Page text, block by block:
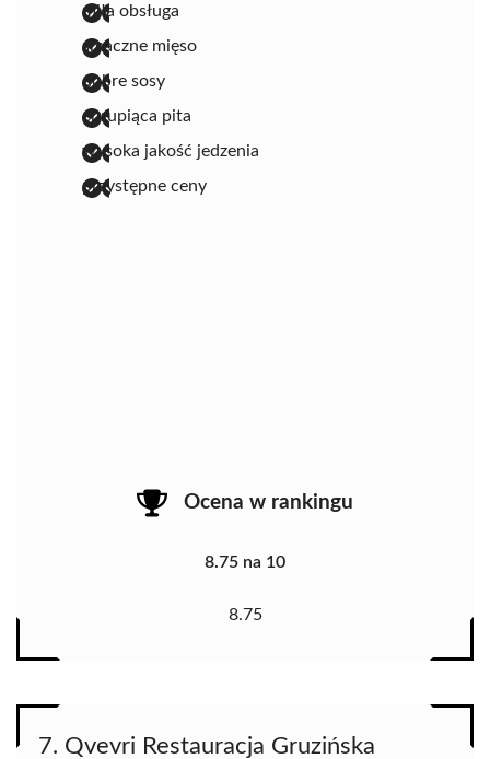
miła obsługa
smaczne mięso
dobre sosy
chrupiąca pita
wysoka jakość jedzenia
przystępne ceny
Ocena w rankingu
8.75 na 10
8.75
7. Qvevri Restauracja Gruzińska